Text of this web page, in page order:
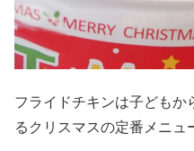
フライドチキンは子どもか
るクリスマスの定番メニュ